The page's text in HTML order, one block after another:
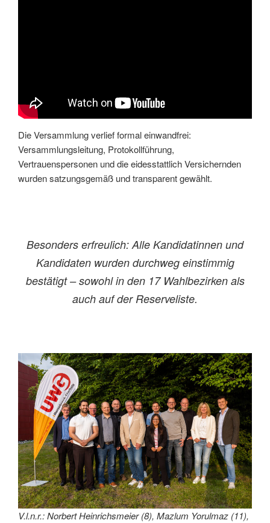
Die Versammlung verlief formal einwandfrei:
Versammlungsleitung, Protokollführung,
Vertrauenspersonen und die eidesstattlich Versichernden
wurden satzungsgemäß und transparent gewählt.
Besonders erfreulich: Alle Kandidatinnen und
Kandidaten wurden durchweg einstimmig
bestätigt – sowohl in den 17 Wahlbezirken als
auch auf der Reserveliste.
V.l.n.r.: Norbert Heinrichsmeier (8), Mazlum Yorulmaz (11),